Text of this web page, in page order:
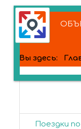
Вы здесь:
Поездки по